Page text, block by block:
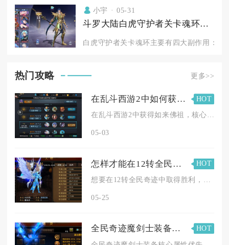
小宇 05-31
斗罗大陆白虎守护者关卡魂环有哪些副作用
白虎守护者关卡魂环主要有四大副作用：技
热门攻略 更多>>
在乱斗西游2中如何获得如来佛祖
HOT
在乱斗西游2中获得如来佛祖，核心途径是累计集齐630个如来佛...
05-03
怎样才能在12转全民奇迹中取得胜利
HOT
05-25
全民奇迹魔剑士装备哪些属性比较重要
HOT